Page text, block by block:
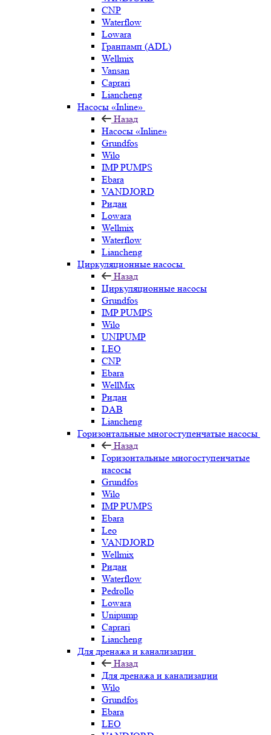
CNP
Waterflow
Lowara
Гранпамп (ADL)
Wellmix
Vansan
Caprari
Liancheng
Насосы «Inline»
Назад
Насосы «Inline»
Grundfos
Wilo
IMP PUMPS
Ebara
VANDJORD
Ридан
Lowara
Wellmix
Waterflow
Liancheng
Циркуляционные насосы
Назад
Циркуляционные насосы
Grundfos
IMP PUMPS
Wilo
UNIPUMP
LEO
CNP
Ebara
WellMix
Ридан
DAB
Liancheng
Горизонтальные многоступенчатые насосы
Назад
Горизонтальные многоступенчатые
насосы
Grundfos
Wilo
IMP PUMPS
Ebara
Leo
VANDJORD
Wellmix
Ридан
Waterflow
Pedrollo
Lowara
Unipump
Caprari
Liancheng
Для дренажа и канализации
Назад
Для дренажа и канализации
Wilo
Grundfos
Ebara
LEO